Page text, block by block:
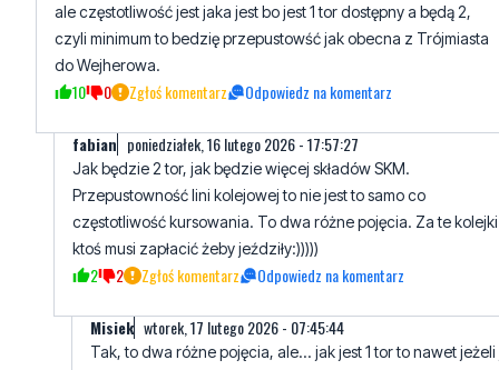
ale częstotliwość jest jaka jest bo jest 1 tor dostępny a będą 2,
czyli minimum to bedzię przepustowść jak obecna z Trójmiasta
do Wejherowa.
10 0 Zgłoś komentarz Odpowiedz na komentarz
fabian poniedziałek, 16 lutego 2026 - 17:57:27
Jak będzie 2 tor, jak będzie więcej składów SKM.
Przepustowność lini kolejowej to nie jest to samo co
częstotliwość kursowania. To dwa różne pojęcia. Za te kolejki
ktoś musi zapłacić żeby jeździły:)))))
2 2 Zgłoś komentarz Odpowiedz na komentarz
Misiek wtorek, 17 lutego 2026 - 07:45:44
Tak, to dwa różne pojęcia, ale... jak jest 1 tor to nawet jeżeli